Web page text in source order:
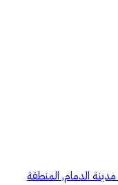
الدمام, المنطقة